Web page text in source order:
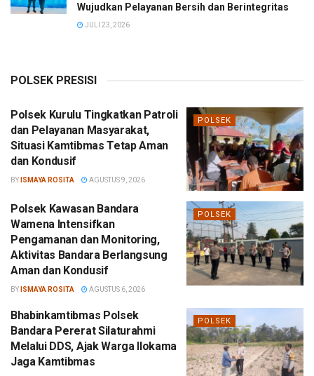
Wujudkan Pelayanan Bersih dan Berintegritas
JULI 23, 2026
POLSEK PRESISI
POLSEK
Polsek Kurulu Tingkatkan Patroli
dan Pelayanan Masyarakat,
Situasi Kamtibmas Tetap Aman
dan Kondusif
BY ISMAYA ROSITA AGUSTUS 9, 2026
POLSEK
Polsek Kawasan Bandara
Wamena Intensifkan
Pengamanan dan Monitoring,
Aktivitas Bandara Berlangsung
Aman dan Kondusif
BY ISMAYA ROSITA AGUSTUS 6, 2026
POLSEK
Bhabinkamtibmas Polsek
Bandara Pererat Silaturahmi
Melalui DDS, Ajak Warga Ilokama
Jaga Kamtibmas